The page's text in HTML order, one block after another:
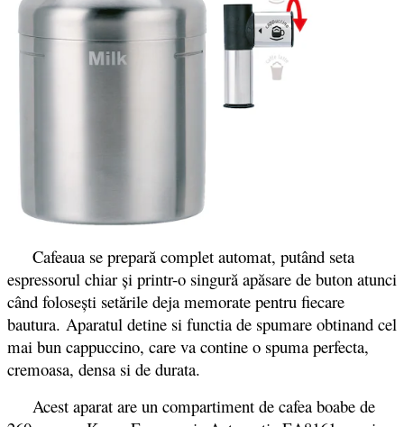
Cafeaua se prepară complet automat, putând seta
espressorul chiar și printr-o singură apăsare de buton atunci
când folosești setările deja memorate pentru fiecare
bautura. Aparatul detine si functia de spumare obtinand cel
mai bun cappuccino, care va contine o spuma perfecta,
cremoasa, densa si de durata.
Acest aparat are un compartiment de cafea boabe de